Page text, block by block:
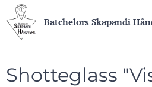
Batchelors Skapandi
Shotteglass